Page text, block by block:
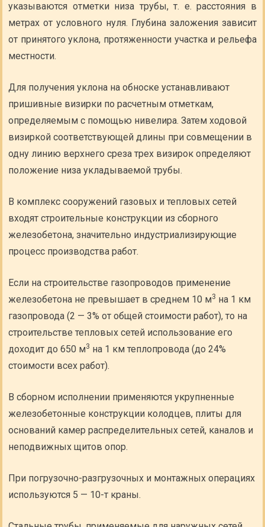
указываются отметки низа трубы, т. е. расстояния в
метрах от условного нуля. Глубина заложения зависит
от принятого уклона, протяженности участка и рельефа
местности.
Для получения уклона на обноске устанавливают
пришивные визирки по расчетным отметкам,
определяемым с помощью нивелира. Затем ходовой
визиркой соответствующей длины при совмещении в
одну линию верхнего среза трех визирок определяют
положение низа укладываемой трубы.
В комплекс сооружений газовых и тепловых сетей
входят строительные конструкции из сборного
железобетона, значительно индустриализирующие
процесс производства работ.
Если на строительстве газопроводов применение
железобетона не превышает в среднем 10 м3 на 1 км
газопровода (2 — 3% от общей стоимости работ), то на
строительстве тепловых сетей использование его
доходит до 650 м3 на 1 км теплопровода (до 24%
стоимости всех работ).
В сборном исполнении применяются укрупненные
железобетонные конструкции колодцев, плиты для
оснований камер распределительных сетей, каналов и
неподвижных щитов опор.
При погрузочно-разгрузочных и монтажных операциях
используются 5 — 10-т краны.